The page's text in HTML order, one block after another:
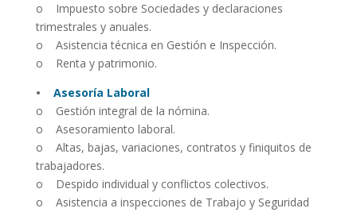
o Impuesto sobre Sociedades y declaraciones
trimestrales y anuales.
o Asistencia técnica en Gestión e Inspección.
o Renta y patrimonio.
• Asesoría Laboral
o Gestión integral de la nómina.
o Asesoramiento laboral.
o Altas, bajas, variaciones, contratos y finiquitos de
trabajadores.
o Despido individual y conflictos colectivos.
o Asistencia a inspecciones de Trabajo y Seguridad